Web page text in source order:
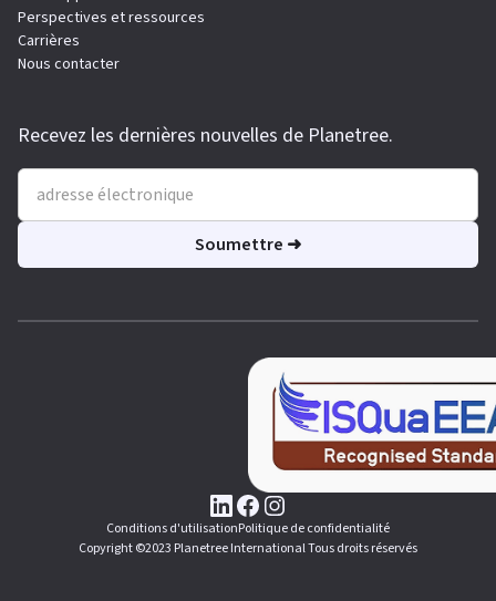
Perspectives et ressources
Carrières
Nous contacter
Recevez les dernières nouvelles de Planetree.
Conditions d'utilisationPolitique de confidentialité
Copyright ©2023 Planetree International Tous droits réservés